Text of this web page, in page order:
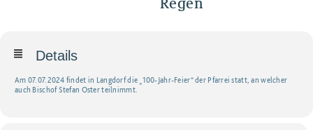
Details
Am 07.07.2024 findet in Langdorf die „100-Jahr-Feier“ der Pfarrei statt, an welcher
auch Bischof Stefan Oster teilnimmt.